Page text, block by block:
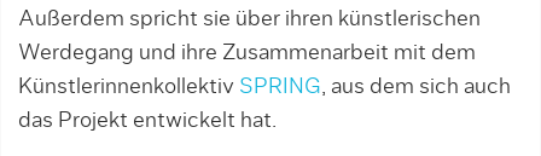
Außerdem spricht sie über ihren künstlerischen
Werdegang und ihre Zusammenarbeit mit dem
Künstlerinnenkollektiv SPRING, aus dem sich auch
das Projekt entwickelt hat.